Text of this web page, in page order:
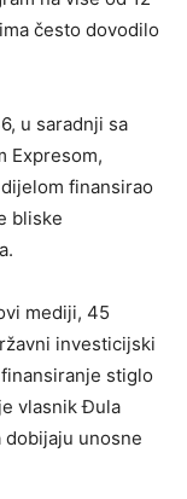
često dovodilo
u saradnji sa
Expresom,
finansirao
bliske
mediji, 45
investicijski
stiglo
vlasnik Đula
dobijaju unosne